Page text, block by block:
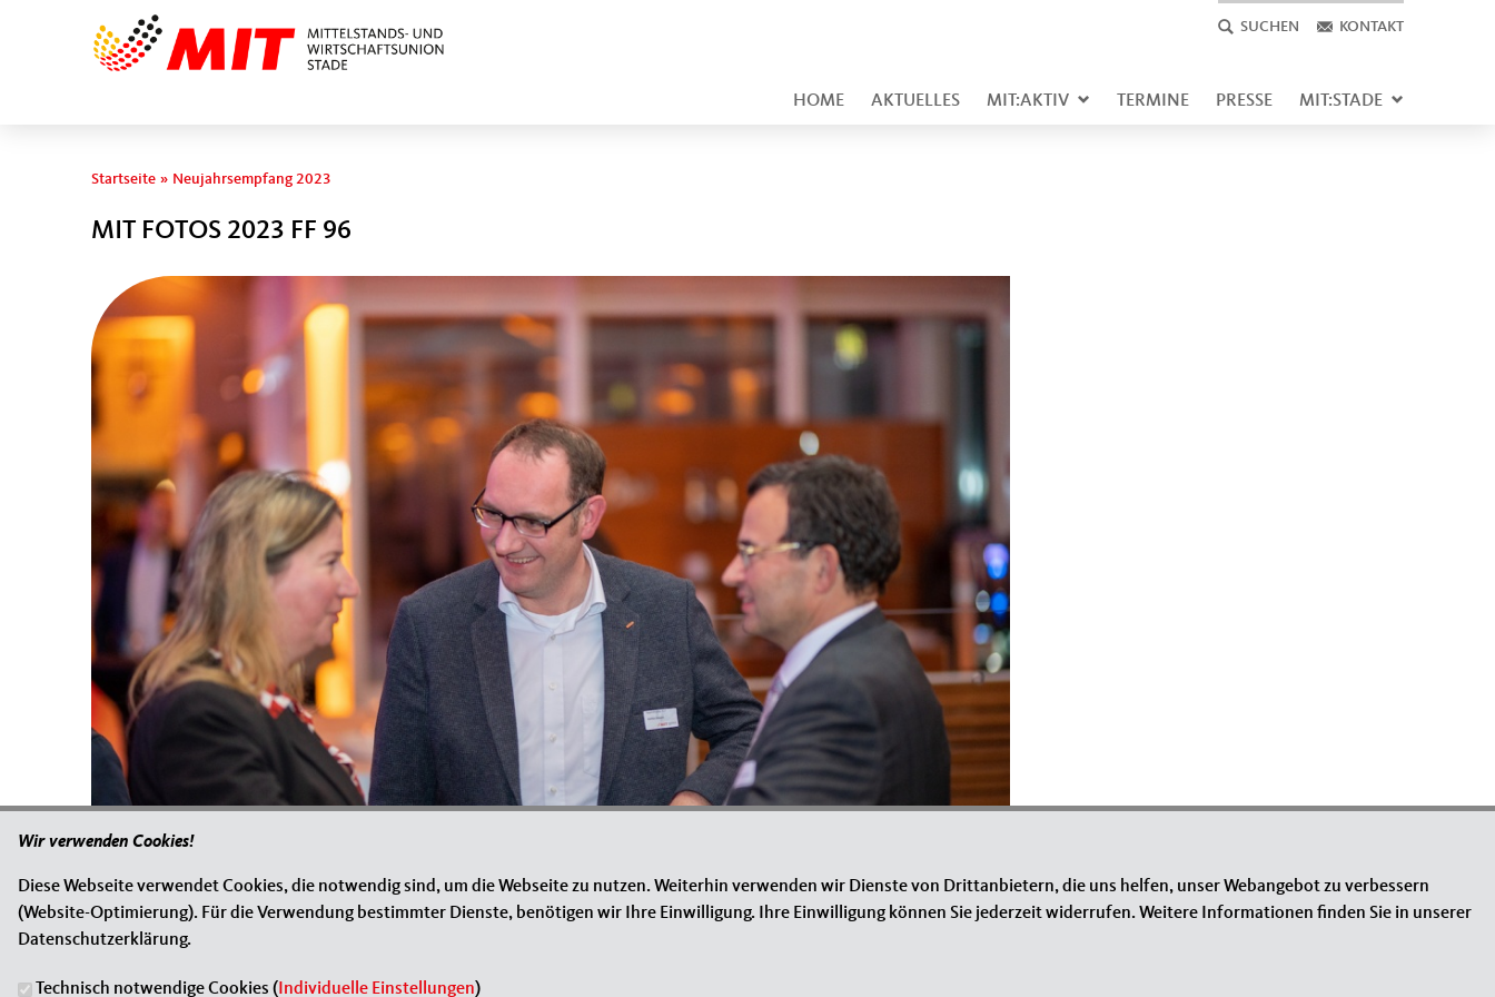
SUCHEN KONTAKT
HOME AKTUELLES MIT:AKTIV TERMINE PRESSE MIT:STADE
Sie sind hier
Startseite » Neujahrsempfang 2023
MIT FOTOS 2023 FF 96
Originales Bild downloaden
« Zurück zur Galerie
Wir verwenden Cookies!
Diese Webseite verwendet Cookies, die notwendig sind, um die Webseite zu nutzen. Weiterhin verwenden wir Dienste von Drittanbietern, die uns helfen, unser Webangebot zu verbessern
(Website-Optimierung). Für die Verwendung bestimmter Dienste, benötigen wir Ihre Einwilligung. Ihre Einwilligung können Sie jederzeit widerrufen. Weitere Informationen finden Sie in unserer
Datenschutzerklärung.
Technisch notwendige Cookies (Individuelle Einstellungen)